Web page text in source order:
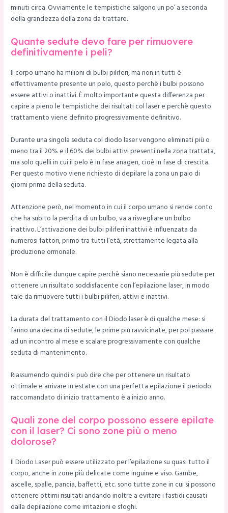
minuti circa. Ovviamente le tempistiche salgono un po’ a seconda
della grandezza della zona da trattare.
Quante sedute devo fare per rimuovere
definitivamente i peli?
Il corpo umano ha milioni di bulbi piliferi, ma non in tutti è
effettivamente presente un pelo, questo perchè i bulbi possono
essere attivi o inattivi. È molto importante questa differenza per
capire a pieno le tempistiche dei risultati col laser e perchè questo
trattamento viene definito progressivamente definitivo.
Durante una singola seduta col diodo laser vengono eliminati più o
meno tra il 20% e il 60% dei bulbi attivi presenti nella zona trattata,
ma solo quelli in cui il pelo è in fase anagen, cioè in fase di crescita.
Per questo motivo viene richiesto di depilare la zona un paio di
giorni prima della seduta.
Attenzione però, nel momento in cui il corpo umano si rende conto
che ha subito la perdita di un bulbo, va a risvegliare un bulbo
inattivo. L’attivazione dei bulbi piliferi inattivi è influenzata da
numerosi fattori, primo tra tutti l’età, strettamente legata alla
produzione ormonale.
Non è difficile dunque capire perchè siano necessarie più sedute per
ottenere un risultato soddisfacente con l’epilazione laser, in modo
tale da rimuovere tutti i bulbi piliferi, attivi e inattivi.
La durata del trattamento con il Diodo laser è di qualche mese: si
fanno una decina di sedute, le prime più ravvicinate, per poi passare
ad un incontro al mese e scalare progressivamente con qualche
seduta di mantenimento.
Riassumendo quindi si può dire che per ottenere un risultato
ottimale e arrivare in estate con una perfetta epilazione il periodo
raccomandato di inizio trattamento è a inizio anno.
Quali zone del corpo possono essere epilate
con il laser? Ci sono zone più o meno
dolorose?
Il Diodo Laser può essere utilizzato per l’epilazione su quasi tutto il
corpo, anche in zone più delicate come inguine e viso. Gambe,
ascelle, spalle, pancia, baffetti, etc. sono tutte zone in cui si possono
ottenere ottimi risultati andando inoltre a evitare i fastidi causati
dalla depilazione come irritazioni e sfoghi.